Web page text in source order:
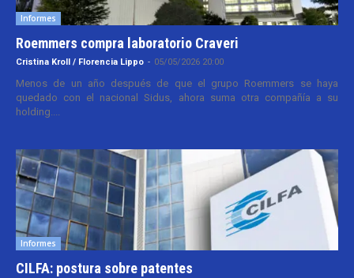
Informes
Roemmers compra laboratorio Craveri
Cristina Kroll / Florencia Lippo - 05/05/2026 20:00
Menos de un año después de que el grupo Roemmers se haya
quedado con el nacional Sidus, ahora suma otra compañía a su
holding....
Informes
CILFA: postura sobre patentes